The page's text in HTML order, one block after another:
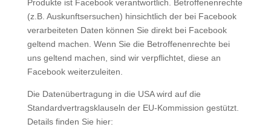
Produkte ist Facebook verantwortlich. Betroffenenrechte
(z.B. Auskunftsersuchen) hinsichtlich der bei Facebook
verarbeiteten Daten können Sie direkt bei Facebook
geltend machen. Wenn Sie die Betroffenenrechte bei
uns geltend machen, sind wir verpflichtet, diese an
Facebook weiterzuleiten.
Die Datenübertragung in die USA wird auf die
Standardvertragsklauseln der EU-Kommission gestützt.
Details finden Sie hier: